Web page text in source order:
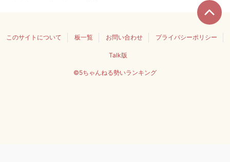
このサイトについて 板一覧 お問い合わせ プライバシーポリシー
Talk版
©5ちゃんねる勢いランキング